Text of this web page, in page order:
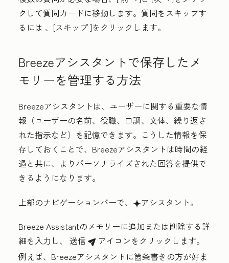
クして質問カードに移動します。質問をスキップす
るには 、[スキップ]をクリックします。
Breezeアシスタントで保存したメ
モリーを管理する方法
Breezeアシスタントは、ユーザーに関する重要な情
報（ユーザーの名前、役職、口調、文体、繰り返さ
れた指示など）を記憶できます。こうした情報を保
存しておくことで、Breezeアシスタントは時間の経
過と共に、よりパーソナライズされた回答を提供で
きるようになります。
上部のナビゲーションバーで、
breezeSingleStarIconアシスタント。
Breeze Assistantのメモリーに追加または削除する詳
細を入力し、 送信 breezeSendIcon アイコンをクリックします。
例えば、Breezeアシスタントに箇条書きの方が好ま